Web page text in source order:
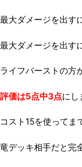
最大ダメージを出す
最大ダメージを出す
ライフバーストの方
評価は5点中3点にし
コスト15を使ってま
竜デッキ相手だと完